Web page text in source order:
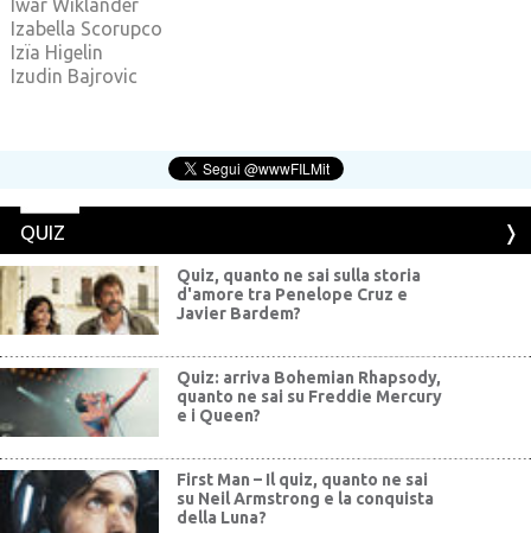
Iwar Wiklander
Izabella Scorupco
Izïa Higelin
Izudin Bajrovic
QUIZ
Quiz, quanto ne sai sulla storia
d'amore tra Penelope Cruz e
Javier Bardem?
Quiz: arriva Bohemian Rhapsody,
quanto ne sai su Freddie Mercury
e i Queen?
First Man – Il quiz, quanto ne sai
su Neil Armstrong e la conquista
della Luna?